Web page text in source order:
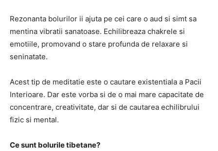
Rezonanta bolurilor ii ajuta pe cei care o aud si simt sa
mentina vibratii sanatoase. Echilibreaza chakrele si
emotiile, promovand o stare profunda de relaxare si
seninatate.
Acest tip de meditatie este o cautare existentiala a Pacii
Interioare. Dar este vorba si de o mai mare capacitate de
concentrare, creativitate, dar si de cautarea echilibrului
fizic si mental.
Ce sunt bolurile tibetane?